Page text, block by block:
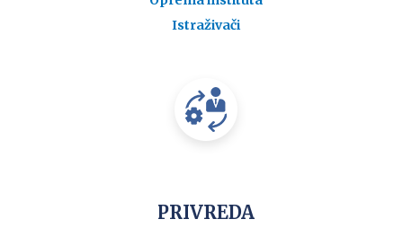
Istraživači
PRIVREDA